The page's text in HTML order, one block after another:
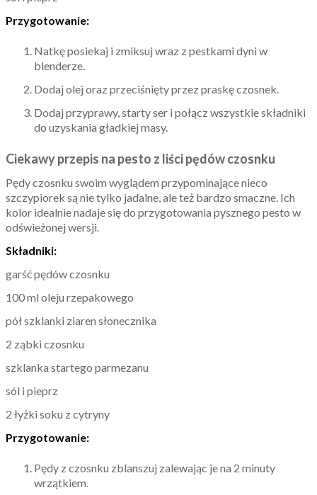
Przygotowanie:
Natkę posiekaj i zmiksuj wraz z pestkami dyni w
blenderze.
Dodaj olej oraz przeciśnięty przez praskę czosnek.
Dodaj przyprawy, starty ser i połącz wszystkie składniki
do uzyskania gładkiej masy.
Ciekawy przepis na pesto z liści pędów czosnku
Pędy czosnku swoim wyglądem przypominające nieco
szczypiorek są nie tylko jadalne, ale też bardzo smaczne. Ich
kolor idealnie nadaje się do przygotowania pysznego pesto w
odświeżonej wersji.
Składniki:
garść pędów czosnku
100 ml oleju rzepakowego
pół szklanki ziaren słonecznika
2 ząbki czosnku
szklanka startego parmezanu
sól i pieprz
2 łyżki soku z cytryny
Przygotowanie:
Pędy z czosnku zblanszuj zalewając je na 2 minuty
wrzątkiem.